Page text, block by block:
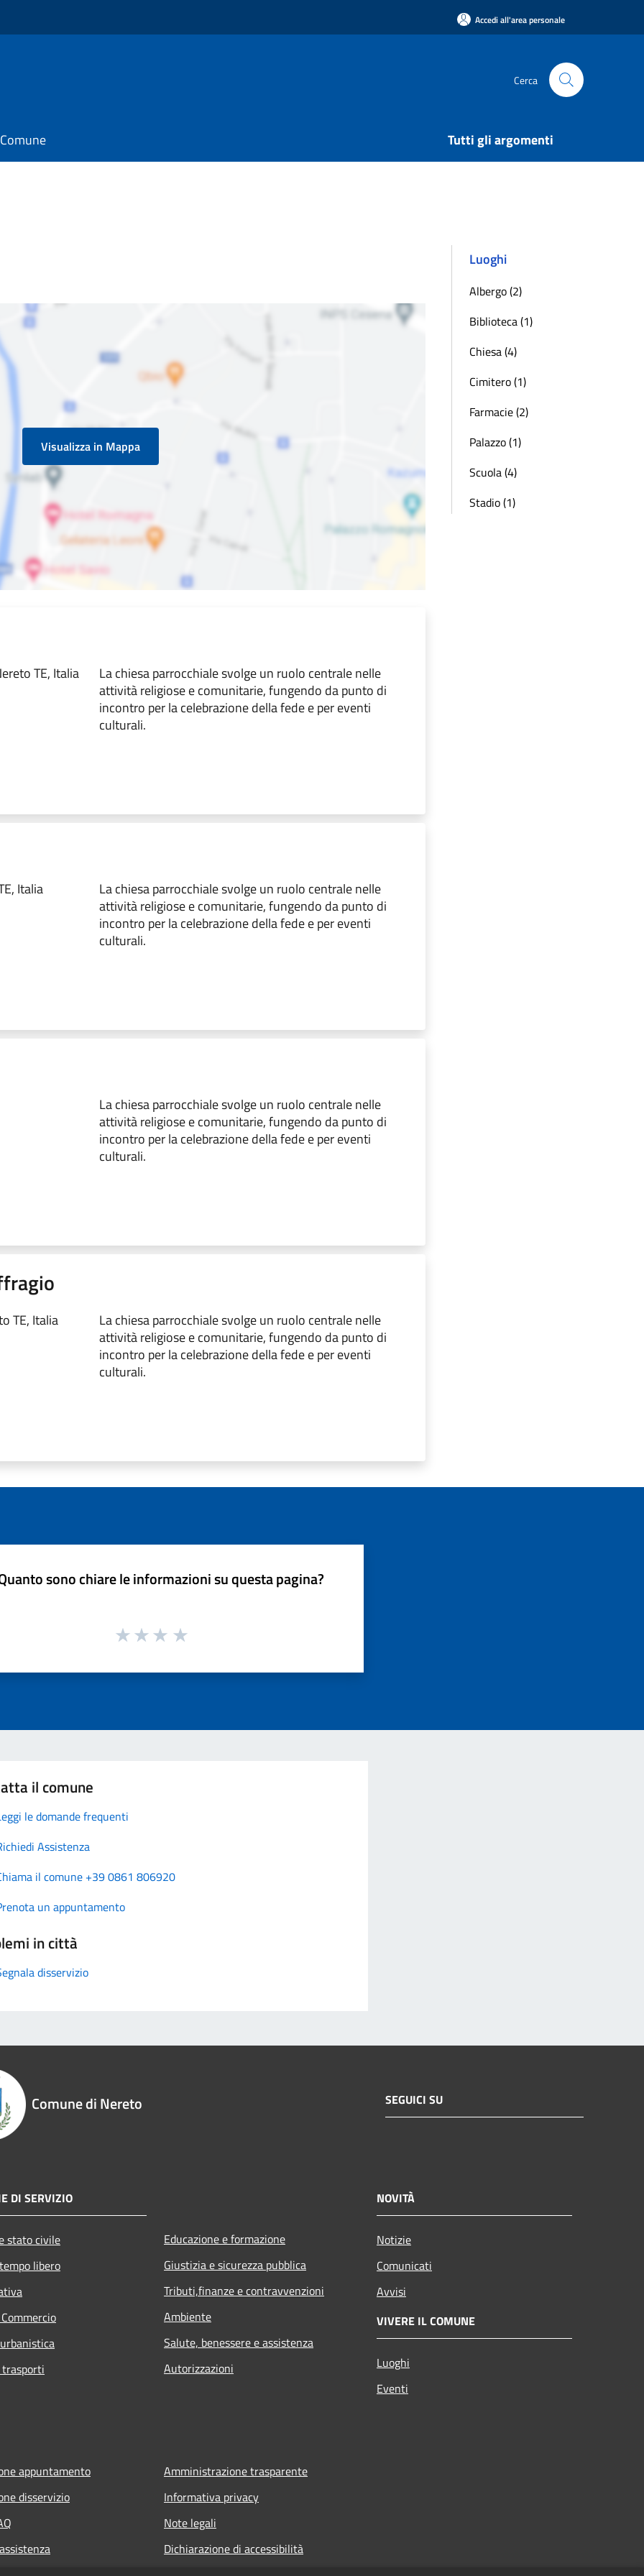
Accedi all'area personale
Cerca
Tutti gli argomenti
Visualizza in Mappa
TE, Italia
La chiesa parrocchiale svolge un ruolo centrale nelle
attività religiose e comunitarie, fungendo da punto di
incontro per la celebrazione della fede e per eventi
culturali.
Italia
La chiesa parrocchiale svolge un ruolo centrale nelle
attività religiose e comunitarie, fungendo da punto di
incontro per la celebrazione della fede e per eventi
culturali.
La chiesa parrocchiale svolge un ruolo centrale nelle
attività religiose e comunitarie, fungendo da punto di
incontro per la celebrazione della fede e per eventi
culturali.
TE, Italia
La chiesa parrocchiale svolge un ruolo centrale nelle
attività religiose e comunitarie, fungendo da punto di
incontro per la celebrazione della fede e per eventi
culturali.
Luoghi
Albergo (2)
Biblioteca (1)
Chiesa (4)
Cimitero (1)
Farmacie (2)
Palazzo (1)
Scuola (4)
Stadio (1)
sono chiare le informazioni su questa pagina?
il comune
le domande frequenti
Assistenza
il comune +39 0861 806920
un appuntamento
in città
disservizio
Comune di Nereto SEGUICI SU
DI SERVIZIO
stato civile
libero
Educazione e formazione
Giustizia e sicurezza pubblica
Tributi,finanze e contravvenzioni
Ambiente
Salute, benessere e assistenza
Autorizzazioni
NOVITÀ
Notizie
Comunicati
Avvisi
VIVERE IL COMUNE
Luoghi
Eventi
appuntamento
disservizio
Amministrazione trasparente
Informativa privacy
Note legali
Dichiarazione di accessibilità